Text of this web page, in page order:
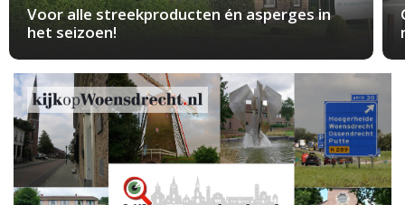
Voor alle streekproducten én asperges in
het seizoen!